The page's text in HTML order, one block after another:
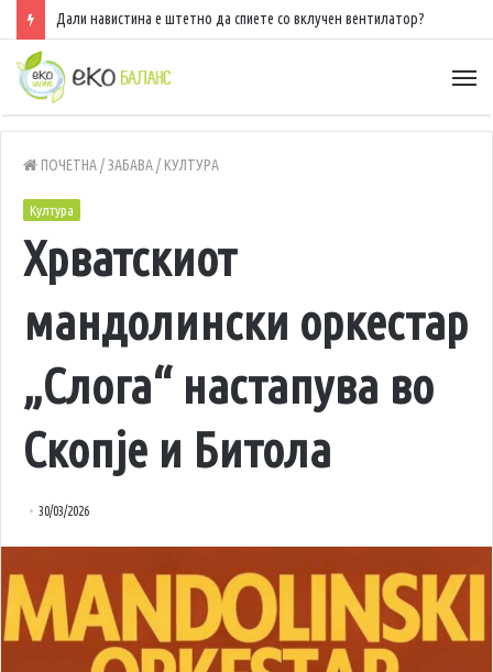
Дали навистина е штетно да спиете со вклучен вентилатор?
ПОЧЕТНА/ЗАБАВА/ КУЛТУРА
Култура
Хрватскиот
мандолински оркестар
„Слога“ настапува во
Скопје и Битола
30/03/2026